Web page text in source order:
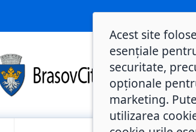
Acest site
esențiale
securitate,
opționale
marketing.
utilizarea